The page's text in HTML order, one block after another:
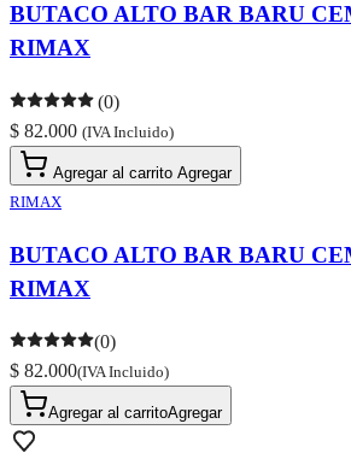
BUTACO ALTO BAR BARU
RIMAX
(0)
$ 82.000 (IVA Incluido)
Agregar al carrito Agregar
RIMAX
BUTACO ALTO BAR BARU
RIMAX
(0)
$ 82.000(IVA Incluido)
Agregar al carritoAgregar